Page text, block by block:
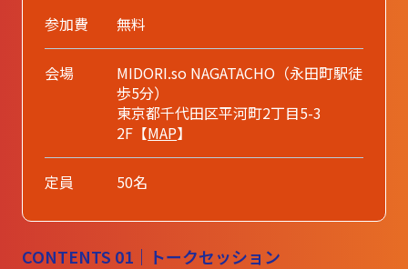
参加費 無料
会場
MIDORI.so NAGATACHO（永田町駅徒
歩5分）
東京都千代田区平河町2丁目5-3
2F【MAP】
定員 50名
CONTENTS 01｜トークセッション